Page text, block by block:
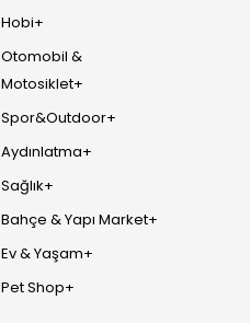
Hobi+
Otomobil &
Motosiklet+
Spor&Outdoor+
Aydınlatma+
Sağlık+
Bahçe & Yapı Market+
Ev & Yaşam+
Pet Shop+